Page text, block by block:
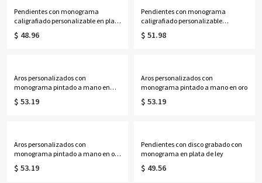
Pendientes con monograma
caligrafiado personalizable en plata
de ley
$ 48.96
Pendientes con monograma
caligrafiado personalizable
bañados en oro de 18 quilates
$ 51.98
Aros personalizados con
monograma pintado a mano en
plata
$ 53.19
Aros personalizados con
monograma pintado a mano en oro
$ 53.19
Aros personalizados con
monograma pintado a mano en oro
rosa
$ 53.19
Pendientes con disco grabado con
monograma en plata de ley
$ 49.56